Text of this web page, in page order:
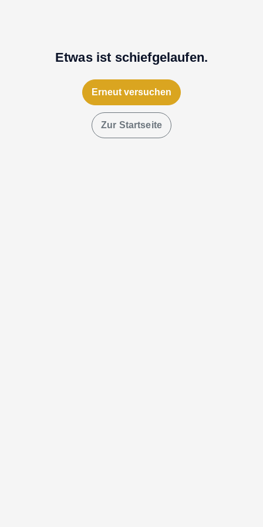
Etwas ist schiefgelaufen.
Erneut versuchen
Zur Startseite